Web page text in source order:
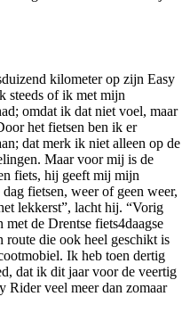
kilometer op zijn Easy
steeds of ik met mijn
omdat ik dat niet voel, maar
het fietsen ben ik er
dat merk ik niet alleen op de
Maar voor mij is de
fiets, hij geeft mij mijn
fietsen, weer of geen weer,
lekkerst”, lacht hij. “Vorig
met de Drentse fiets4daagse
route die ook heel geschikt is
Ik heb toen dertig
dat ik dit jaar voor de veertig
veel meer dan zomaar